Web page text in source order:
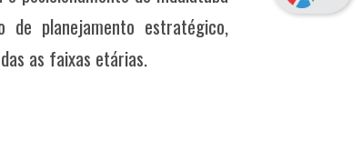
planejamento estratégico,
as faixas etárias.